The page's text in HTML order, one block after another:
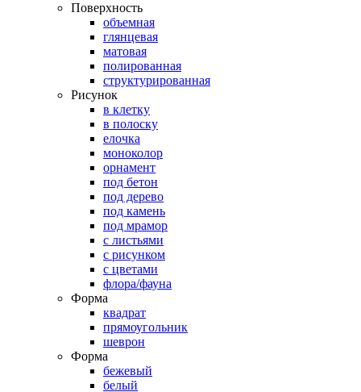
Поверхность
объемная
глянцевая
матовая
полированная
структурированная
Рисунок
в клетку
в полоску
елочка
моноколор
орнамент
под бетон
под дерево
под камень
под мрамор
с листьями
с рисунком
с цветами
флора/фауна
Форма
квадрат
прямоугольник
шеврон
Форма
бежевый
белый